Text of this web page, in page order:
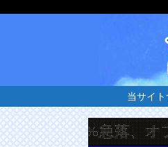
当サイ
急落、オプション